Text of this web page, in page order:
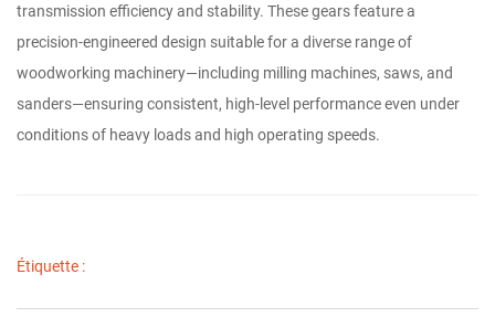
transmission efficiency and stability. These gears feature a
precision-engineered design suitable for a diverse range of
woodworking machinery—including milling machines, saws, and
sanders—ensuring consistent, high-level performance even under
conditions of heavy loads and high operating speeds.
Étiquette :